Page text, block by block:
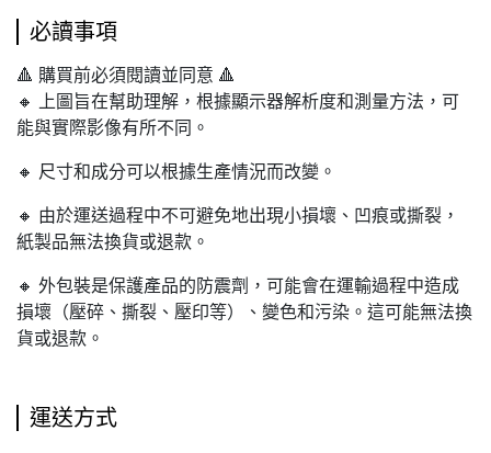
必讀事項
🔺 購買前必須閱讀並同意 🔺
🔸 上圖旨在幫助理解，根據顯示器解析度和測量方法，可
能與實際影像有所不同。
🔸 尺寸和成分可以根據生產情況而改變。
🔸 由於運送過程中不可避免地出現小損壞、凹痕或撕裂，
紙製品無法換貨或退款。
🔸 外包裝是保護產品的防震劑，可能會在運輸過程中造成
損壞（壓碎、撕裂、壓印等）、變色和污染。這可能無法換
貨或退款。
運送方式